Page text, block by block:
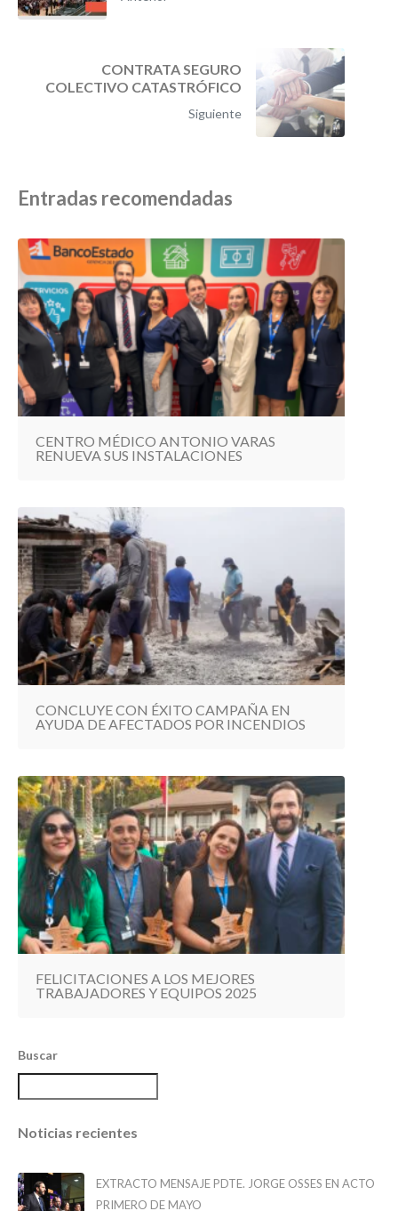
CONTRATA SEGURO
COLECTIVO CATASTRÓFICO
Siguiente
Entradas recomendadas
CENTRO MÉDICO ANTONIO VARAS
RENUEVA SUS INSTALACIONES
CONCLUYE CON ÉXITO CAMPAÑA EN
AYUDA DE AFECTADOS POR INCENDIOS
FELICITACIONES A LOS MEJORES
TRABAJADORES Y EQUIPOS 2025
Buscar
Noticias recientes
EXTRACTO MENSAJE PDTE. JORGE OSSES EN ACTO
PRIMERO DE MAYO